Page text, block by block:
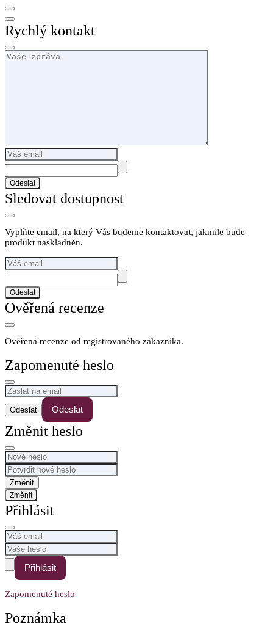
Rychlý kontakt
Odeslat
Sledovat dostupnost
Vyplňte email, na který Vás budeme kontaktovat, jakmile bude
produkt naskladněn.
Odeslat
Ověřená recenze
Ověřená recenze od registrovaného zákazníka.
Zapomenuté heslo
Odeslat
Změnit heslo
Změnit
Přihlásit
Přihlásit
Zapomenuté heslo
Poznámka